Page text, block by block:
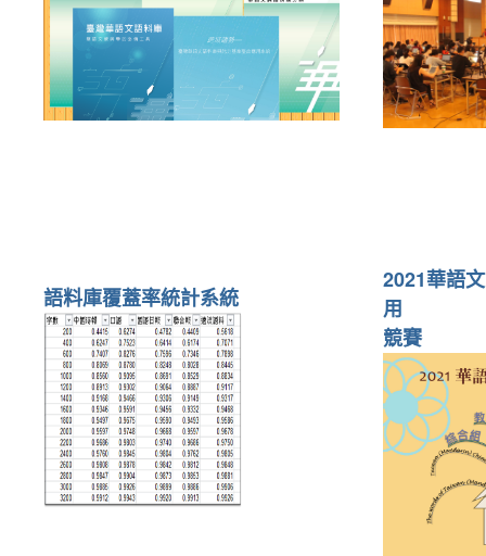
語料庫覆蓋率統計系統
2021華語
用
競賽